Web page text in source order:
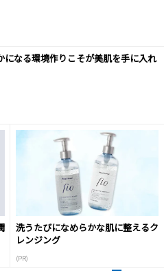
になる環境作りこそが美肌を手に入れ
洗うたびになめらかな肌に整えるク
レンジング
(PR)